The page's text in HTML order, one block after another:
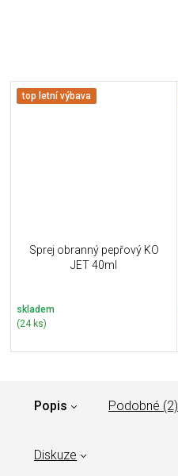
top letní výbava
Sprej obranný pepřový KO
JET 40ml
skladem
(24 ks)
Popis Podobné (2)
Diskuze